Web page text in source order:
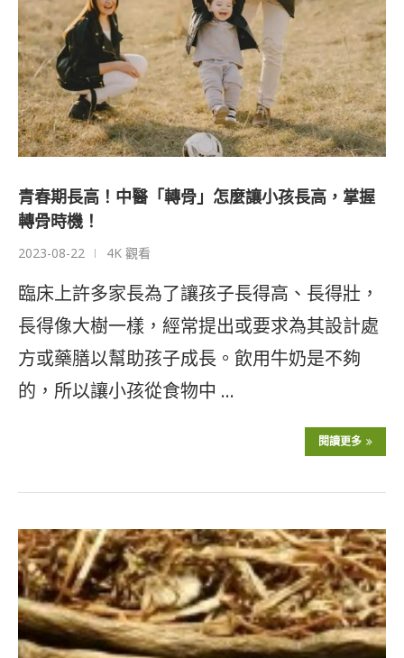
青春期長高！中醫「轉骨」怎麼讓小孩長高，掌握
轉骨時機！
2023-08-22 4K 觀看
臨床上許多家長為了讓孩子長得高、長得壯，
長得像大樹一樣，經常提出或要求為其設計處
方或藥膳以幫助孩子成長。飲用牛奶是不夠
的，所以讓小孩從食物中 …
閱讀更多